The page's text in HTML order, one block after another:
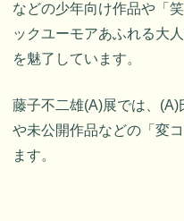
などの少年向け作品や「
ックユーモアあふれる大
を魅了しています。
藤子不二雄(A)展では、
や未公開作品などの「変
ます。